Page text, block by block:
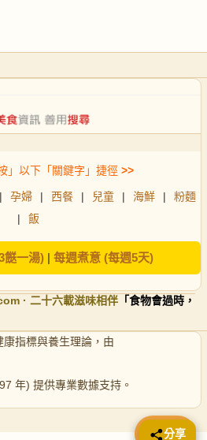
」以下「關鍵字」捷徑 >>
| 孕婦 | 西餐 | 兒童 | 海鮮 |
粉麵
|
飯
餸一湯)| 每週煮意 (每週5天)
· 二十六載滋味相伴 「食物會過時，
康指標與養生理論，由
年) 提供專業數據支持。
📤 分享
分享